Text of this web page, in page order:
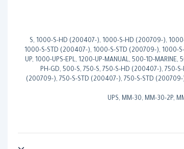
1000-S, 1000-S-HD (200407-), 1000-S-HD (200709-),
1000-S-STD (200407-), 1000-S-STD (200709-), 1000-
UP, 1000-UPS-EPL, 1200-UP-MANUAL, 500-1D-
PH-GD, 500-S, 750-S, 750-S-HD (200407-), 750-
(200709-), 750-S-STD (200407-), 750-S-STD